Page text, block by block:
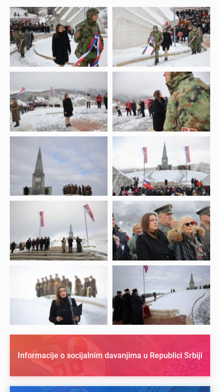
Informacije o socijalnim davanjima u Republici Srbiji